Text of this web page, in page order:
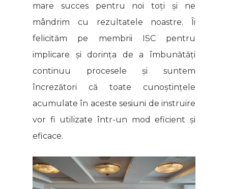
mare succes pentru noi toți și ne
mândrim cu rezultatele noastre. Îi
felicităm pe membrii ISC pentru
implicare și dorința de a îmbunătăți
continuu procesele și suntem
încrezători că toate cunoștințele
acumulate în aceste sesiuni de instruire
vor fi utilizate într-un mod eficient și
eficace.